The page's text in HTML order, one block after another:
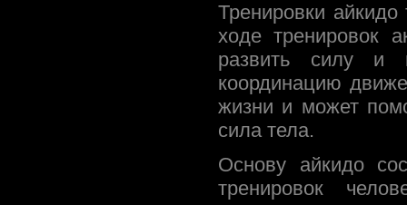
Тренировки
ходе тренировок
развить силу и
координацию
жизни и может
сила тела.
Основу айкидо
тренировок